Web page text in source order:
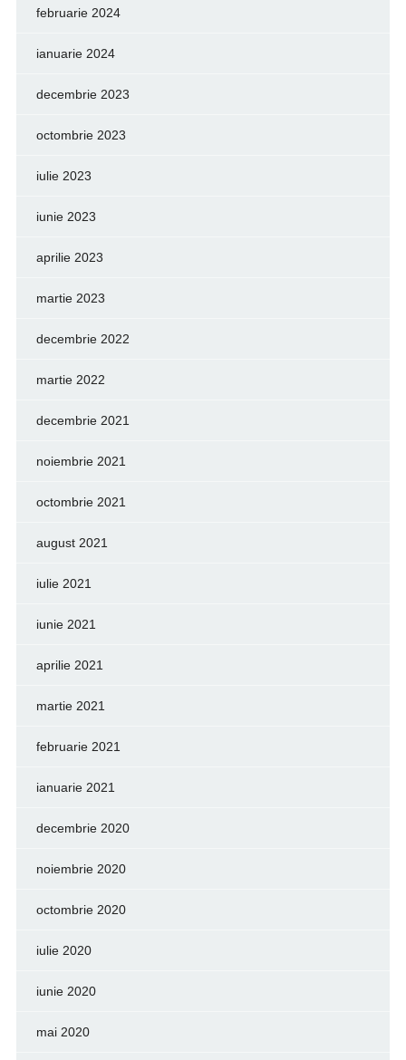
februarie 2024
ianuarie 2024
decembrie 2023
octombrie 2023
iulie 2023
iunie 2023
aprilie 2023
martie 2023
decembrie 2022
martie 2022
decembrie 2021
noiembrie 2021
octombrie 2021
august 2021
iulie 2021
iunie 2021
aprilie 2021
martie 2021
februarie 2021
ianuarie 2021
decembrie 2020
noiembrie 2020
octombrie 2020
iulie 2020
iunie 2020
mai 2020